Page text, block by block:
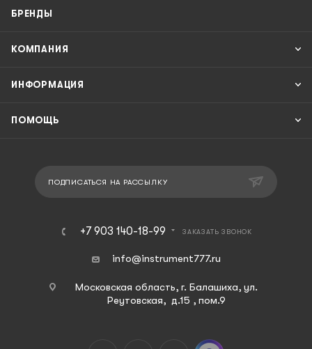
БРЕНДЫ
КОМПАНИЯ
ИНФОРМАЦИЯ
ПОМОЩЬ
ПОДПИСАТЬСЯ НА РАССЫЛКУ
+7 903 140-18-99 ЗАКАЗАТЬ ЗВОНОК
info@instrument777.ru
Московская область, г. Балашиха, ул.
Реутовская, д.15 , пом.9